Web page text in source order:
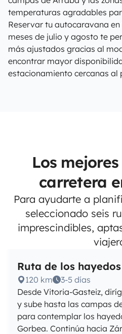
temperaturas agradables
Reservar tu autocaravana
meses de julio y agosto te
más ajustados gracias al
encontrar mayor
estacionamiento cercanas al
Los
carretera
Para ayudarte a
seleccionado seis
imprescindibles,
Ruta de los
120 km
3-5 días
Desde Vitoria-Gasteiz,
y sube hasta las campas
para contemplar los
Gorbea. Continúa hacia